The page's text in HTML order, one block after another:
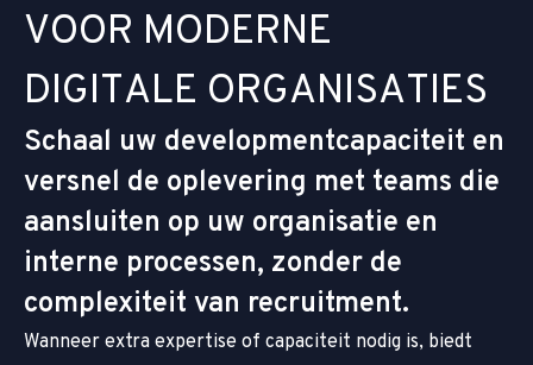
VOOR MODERNE
DIGITALE ORGANISATIES
Schaal uw developmentcapaciteit en
versnel de oplevering met teams die
aansluiten op uw organisatie en
interne processen, zonder de
complexiteit van recruitment.
Wanneer extra expertise of capaciteit nodig is, biedt